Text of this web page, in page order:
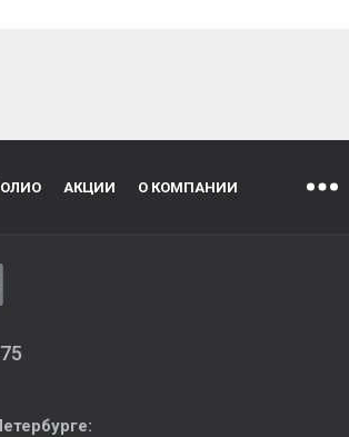
АКЦИИ О КОМПАНИИ
: